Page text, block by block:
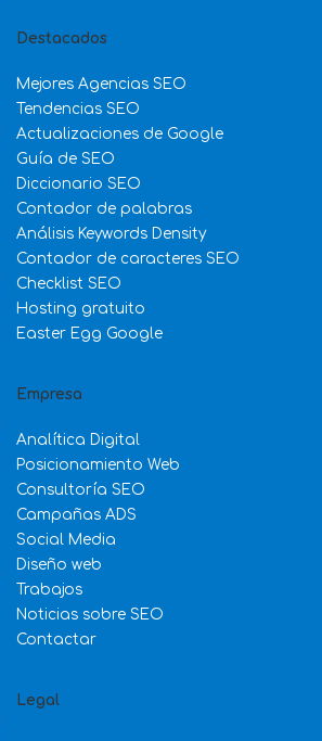
Destacados
Mejores Agencias SEO
Tendencias SEO
Actualizaciones de Google
Guía de SEO
Diccionario SEO
Contador de palabras
Análisis Keywords Density
Contador de caracteres SEO
Checklist SEO
Hosting gratuito
Easter Egg Google
Empresa
Analítica Digital
Posicionamiento Web
Consultoría SEO
Campañas ADS
Social Media
Diseño web
Trabajos
Noticias sobre SEO
Contactar
Legal